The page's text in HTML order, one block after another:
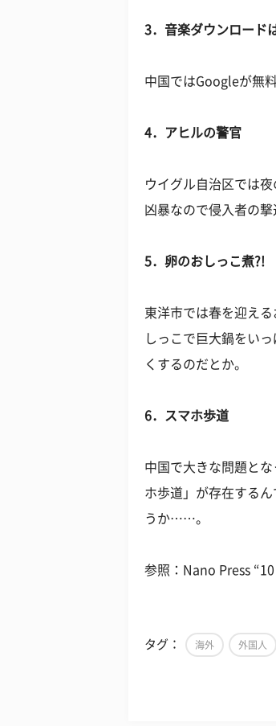
3．音楽ダウンロード
中国ではGoogleが無
4．アヒルの警官
ウイグル自治区では
凶暴なので侵入者の
5．卵のおしっこ煮?!
東洋市では春を迎え
しっこで巨大鍋をい
くするのだとか。
6．スマホ歩道
中国で大きな問題と
ホ歩道」が存在する
うか……。
参照：Nano Press
タグ： 海外 外国人